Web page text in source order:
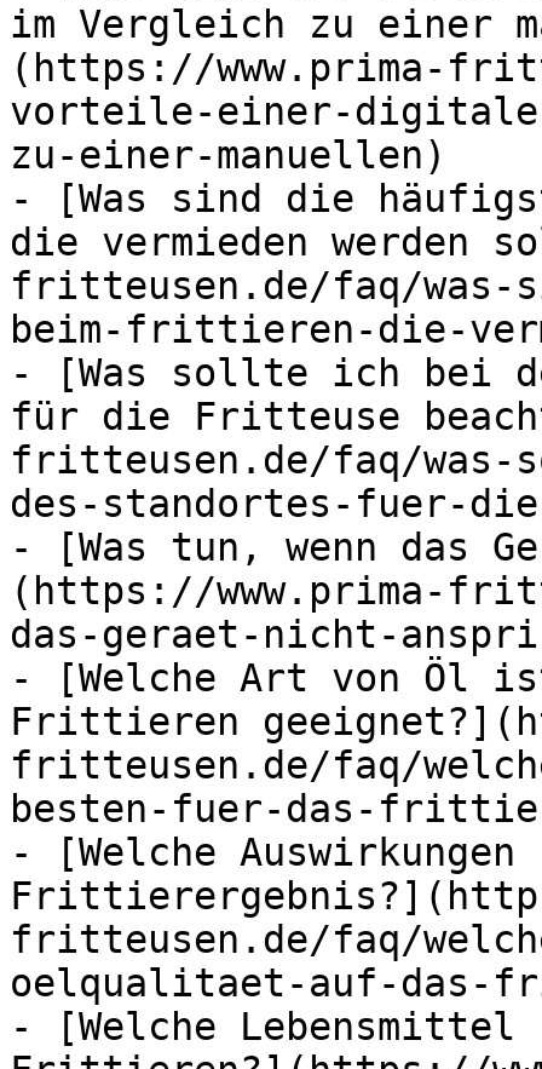
im Vergleich zu einer
(https://www.prima-
vorteile-einer-
zu-einer-manuellen)
- [Was sind die
die vermieden werden
fritteusen.de/faq/was-
beim-frittieren-die-
- [Was sollte ich bei
für die Fritteuse
fritteusen.de/faq/was-
des-standortes-fuer-
- [Was tun, wenn das
(https://www.prima-
das-geraet-nicht-
- [Welche Art von Öl
Frittieren
fritteusen.de/faq/
besten-fuer-das-
- [Welche
fritteusen.de/faq/
oelqualitaet-auf-das-
- [Welche